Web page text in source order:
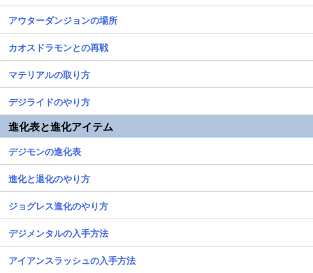
アウターダンジョンの場所
カオスドラモンとの再戦
マテリアルの取り方
デジライドのやり方
進化表と進化アイテム
デジモンの進化表
進化と退化のやり方
ジョグレス進化のやり方
デジメンタルの入手方法
アイアンスラッシュの入手方法